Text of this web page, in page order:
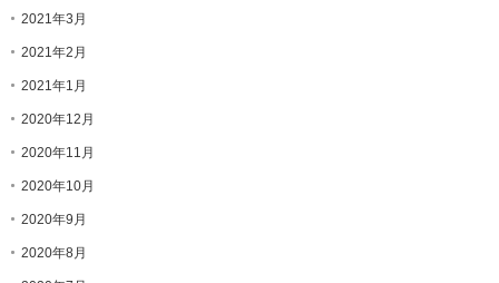
2021年3月
2021年2月
2021年1月
2020年12月
2020年11月
2020年10月
2020年9月
2020年8月